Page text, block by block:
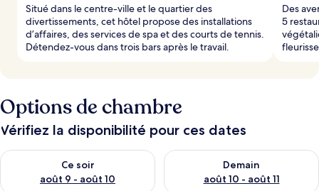
Situé dans le centre-ville et le quartier des
divertissements, cet hôtel propose des installations
d’affaires, des services de spa et des courts de tennis.
Détendez-vous dans trois bars après le travail.
Des
5
Options de chambre
Vérifiez la disponibilité pour ces dates
Ce soir
août 9 - août 10
Vérifier la disponibilité pour ce soir août 9 - août 10
Demain
août 10 - août 11
Vérifier la disponibilité pour